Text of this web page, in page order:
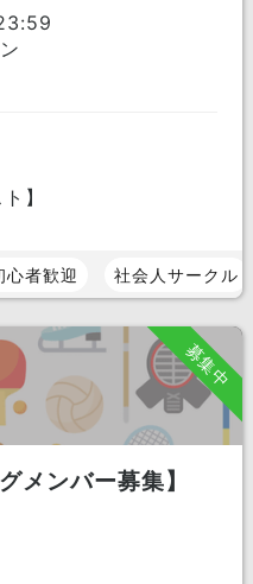
】
心者歓迎 社会人サークル
募集中
メンバー募集】